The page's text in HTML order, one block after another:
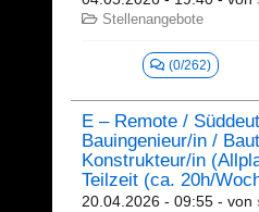
Stellenangebote
(0/262)
E – Remote /
Bauingenieur/in /
Konstrukteur/in
Teilzeit (ca. 20h/
20.04.2026 - 09:55 - von